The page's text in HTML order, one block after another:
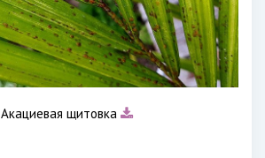
Акациевая щитовка